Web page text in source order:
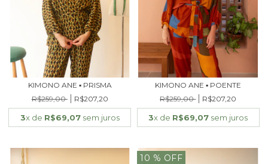
KIMONO ANE ▪ PRISMA
R$259,00
R$207,20
3x de R$69,07sem juros
KIMONO ANE ▪ POENTE
R$259,00
R$207,20
3x de R$69,07 sem juros
10 % OFF